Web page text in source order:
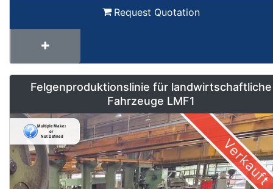
Request Quotation
Felgenproduktionslinie für landwirtschaftliche
Fahrzeuge LMF1
Verkauft